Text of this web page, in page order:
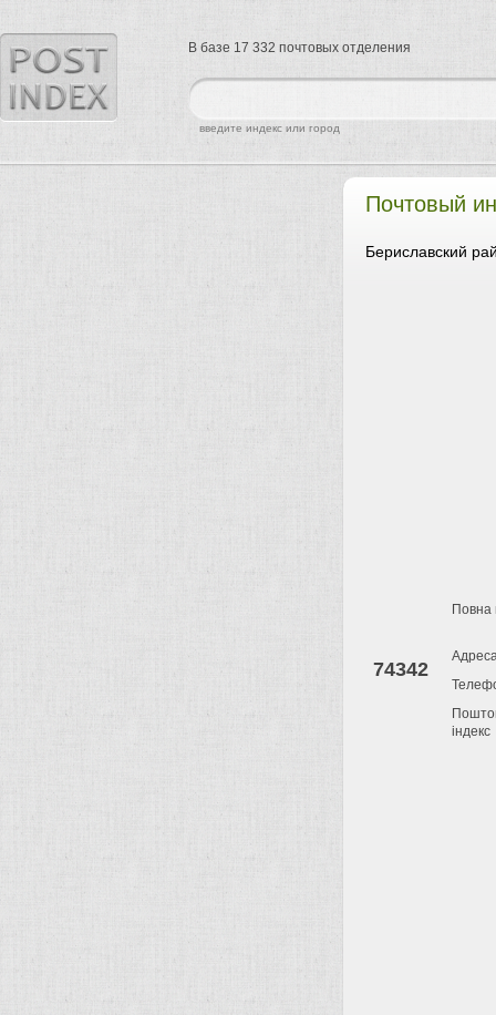
Почтовый
Бериславский
74342
Повна
індекс
найти
введите индекс или город
В базе 17 332 почтовых отделения